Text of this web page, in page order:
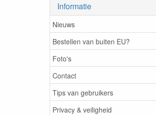
Informatie
Nieuws
Bestellen van buiten EU?
Foto's
Contact
Tips van gebruikers
Privacy & veiligheid